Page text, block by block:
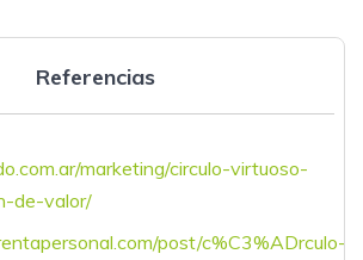
Referencias
marketing/circulo-virtuoso-
de-valor/
post/c%C3%ADrculo-